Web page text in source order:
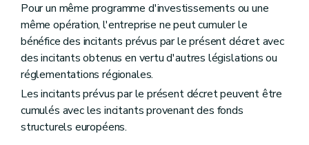
Pour un même programme d'investissements ou une
même opération, l'entreprise ne peut cumuler le
bénéfice des incitants prévus par le présent décret avec
des incitants obtenus en vertu d'autres législations ou
réglementations régionales.
Les incitants prévus par le présent décret peuvent être
cumulés avec les incitants provenant des fonds
structurels européens.